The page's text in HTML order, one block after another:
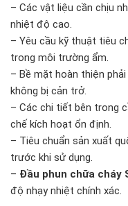
– Các vật liệu cần chịu
nhiệt độ cao.
– Yêu cầu kỹ thuật tiêu
trong môi trường ẩm.
– Bề mặt hoàn thiện
không bị cản trở.
– Các chi tiết bên trong
chế kích hoạt ổn định.
– Tiêu chuẩn sản xuất
trước khi sử dụng.
– Đầu phun chữa cháy
độ nhạy nhiệt chính xác.